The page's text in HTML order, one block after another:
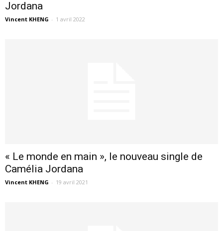
Jordana
Vincent KHENG - 1 avril 2022
« Le monde en main », le nouveau single de
Camélia Jordana
Vincent KHENG - 19 avril 2021